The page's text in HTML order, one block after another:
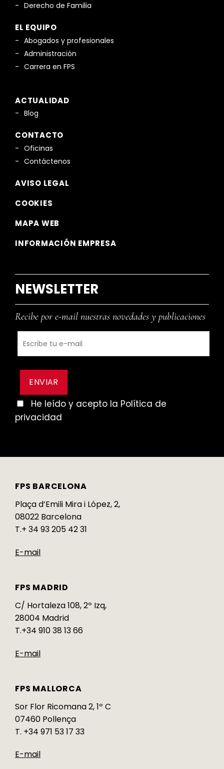
Derecho de Familia
EL EQUIPO
Abogados y profesionales
Administración
Carrera en FPS
ACTUALIDAD
Blog
CONTACTO
Oficinas
Contáctenos
AVISO LEGAL
COOKIES
MAPA WEB
INFORMACIÓN EMPRESA
NEWSLETTER
Recibe por e-mail nuestras novedades y publicaciones
He leído y acepto la Política de
privacidad
FPS BARCELONA
Plaça d’Emili Mira i López, 2,
08022 Barcelona
T.+ 34 93 205 42 31
E-mail
FPS MADRID
C/ Hortaleza 108, 2º Izq,
28004 Madrid
T.+34 910 38 13 66
E-mail
FPS MALLORCA
Sor Flor Ricomana 2, 1º C
07460 Pollença
T. +34 971 53 17 33
E-mail